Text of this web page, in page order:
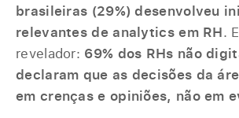
brasileiras (29%) desenvolveu
relevantes de analytics em RH.
revelador: 69% dos RHs não
declaram que as decisões da
em crenças e opiniões, não em